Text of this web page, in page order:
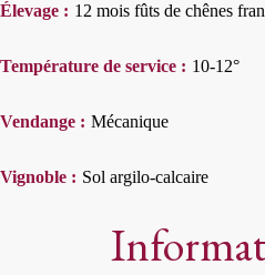
Élevage : 12 mois fûts de chênes
Température de service : 10-12°
Vendange : Mécanique
Vignoble : Sol argilo-calcaire